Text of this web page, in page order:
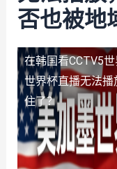
否也被地
在韩国看CCTV5
世界杯直播无法
住了？